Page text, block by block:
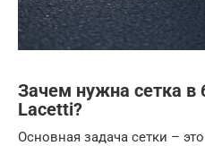
Зачем нужна сетка в
Lacetti?
Основная задача сетки –